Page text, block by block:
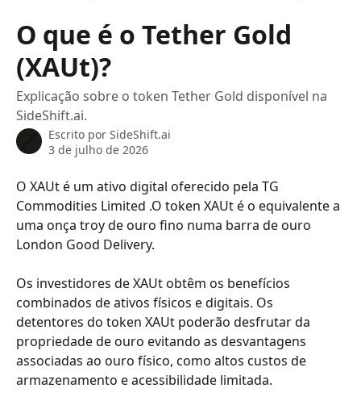
O que é o Tether Gold
(XAUt)?
Explicação sobre o token Tether Gold disponível na
SideShift.ai.
Escrito por SideShift.ai
3 de julho de 2026
O XAUt é um ativo digital oferecido pela TG
Commodities Limited .O token XAUt é o equivalente a
uma onça troy de ouro fino numa barra de ouro
London Good Delivery.
Os investidores de XAUt obtêm os benefícios
combinados de ativos físicos e digitais. Os
detentores do token XAUt poderão desfrutar da
propriedade de ouro evitando as desvantagens
associadas ao ouro físico, como altos custos de
armazenamento e acessibilidade limitada.